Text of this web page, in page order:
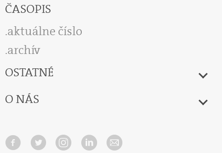
ČASOPIS
aktuálne číslo
archív
OSTATNÉ
O NÁS